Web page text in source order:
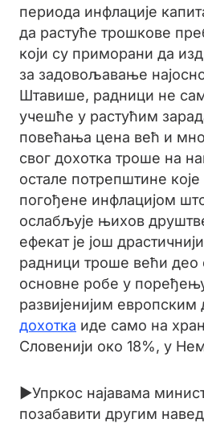
периода инфлације
да растуће трошкове
који су приморани да
за задовољавање
Штавише, радници не
учешће у растућим
повећања цена већ и
свог дохотка троше на
остале потрепштине
погођене инфлацијом
ослабљује њихов
ефекат је још
радници троше већи део
основне робе у
развијенијим
дохотка иде само на
Словенији око 18%, у
►Упркос најавама
позабавити другим